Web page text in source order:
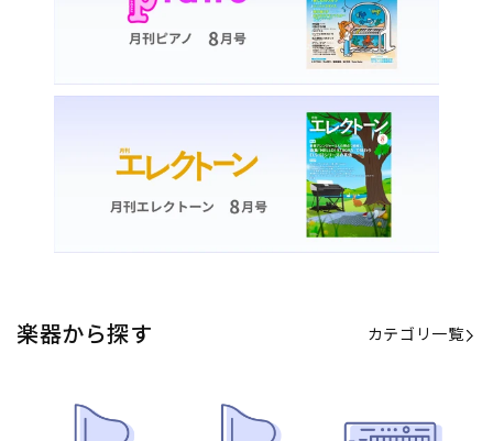
楽器から探す カテゴリ一覧